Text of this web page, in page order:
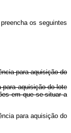
os seguintes
para aquisição do
para aquisição do lote
em que se situar a
para aquisição do